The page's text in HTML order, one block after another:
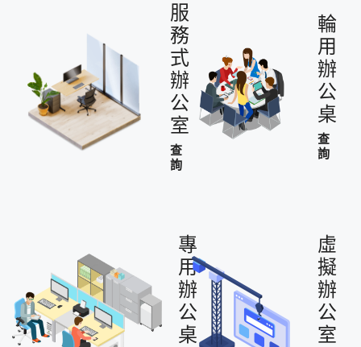
服
務
式
辦
公
室
查
詢
輪
用
辦
公
桌
查
詢
專
用
辦
公
桌
虛
擬
辦
公
室